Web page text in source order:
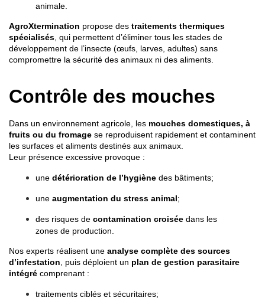
animale.
AgroXtermination propose des traitements thermiques
spécialisés , qui permettent d’éliminer tous les stades de
développement de l’insecte (œufs, larves, adultes) sans
compromettre la sécurité des animaux ni des aliments.
Contrôle des mouches
Dans un environnement agricole, les mouches domestiques, à
fruits ou du fromage se reproduisent rapidement et contaminent
les surfaces et aliments destinés aux animaux.
Leur présence excessive provoque :
une détérioration de l’hygiène des bâtiments;
une augmentation du stress animal;
des risques de contamination croisée dans les
zones de production.
Nos experts réalisent une analyse complète des sources
d’infestation , puis déploient un plan de gestion parasitaire
intégré comprenant :
traitements ciblés et sécuritaires;